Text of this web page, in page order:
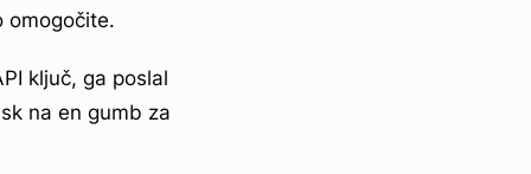
omogočite.
ključ, ga poslal
na en gumb za